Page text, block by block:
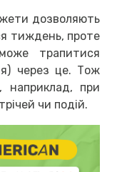
дозволяють
тиждень, проте
трапитися
через це. Тож
наприклад, при
чи подій.